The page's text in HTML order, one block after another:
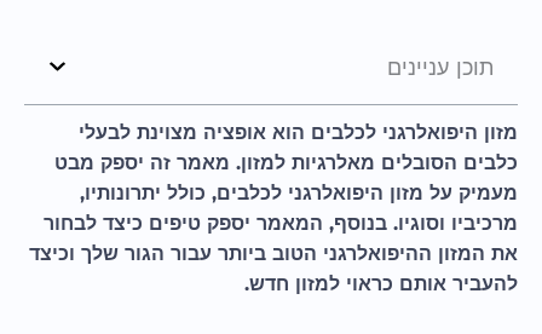
תוכן עניינים
מזון היפואלרגני לכלבים הוא אופציה מצוינת לבעלי
כלבים הסובלים מאלרגיות למזון. מאמר זה יספק מבט
מעמיק על מזון היפואלרגני לכלבים, כולל יתרונותיו,
מרכיביו וסוגיו. בנוסף, המאמר יספק טיפים כיצד לבחור
את המזון ההיפואלרגני הטוב ביותר עבור הגור שלך וכיצד
להעביר אותם כראוי למזון חדש.